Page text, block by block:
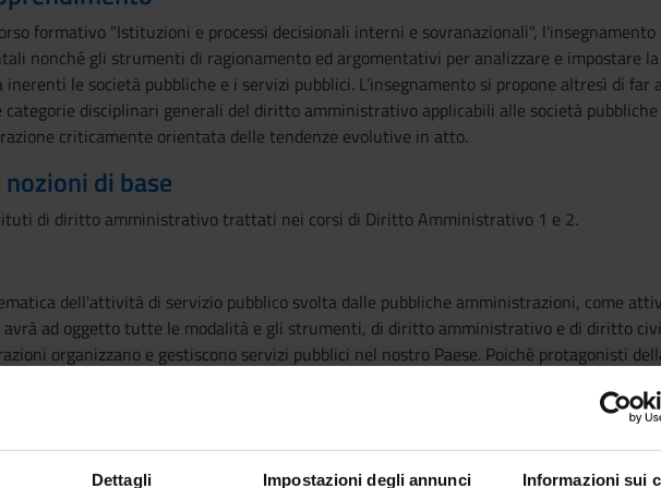
Dettagli Impostazioni degli annunci Informazioni sui
formativo "Istituzioni e processi decisionali interni e sovranazionali",
nonché gli strumenti di ragionamento ed argomentativi per analizzare e impostare
le società pubbliche e i servizi pubblici. L’insegnamento si propone altresì di far
disciplinari generali del diritto amministrativo applicabili alle società
criticamente orientata delle tendenze evolutive in atto.
di base
di diritto amministrativo trattati nei corsi di Diritto Amministrativo 1 e 2.
dell'attività di servizio pubblico svolta dalle pubbliche amministrazioni, come
ad oggetto tutte le modalità e gli strumenti, di diritto amministrativo e di diritto
organizzano e gestiscono servizi pubblici nel nostro Paese. Poichè protagonisti
il corso si concentrerà anche su tale specifica figura, che è costantemente al